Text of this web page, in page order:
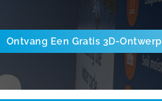
Ontvang Een Gratis 3D-Ontwerp